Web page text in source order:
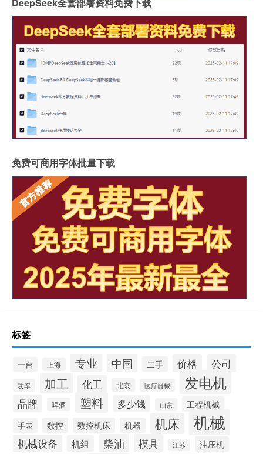
DeepSeek全套部署资料免费下载
免费可商用字体批量下载
标签
一台 上海 专业 中国 二手 价格 公司
功率 加工 化工 北京 医疗器械 发电机
品牌 啤酒 塑料 多少钱 山东 工程机械
手表 数控 数控机床 机器 机床 机械
机械设备 机组 柴油 模具 江苏
油压机